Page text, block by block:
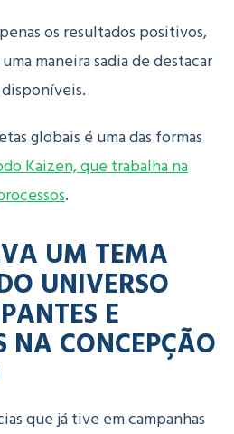
os resultados positivos,
maneira sadia de destacar
globais é uma das formas
Kaizen, que trabalha na
.
UM TEMA
UNIVERSO
E
NA CONCEPÇÃO
que já tive em campanhas